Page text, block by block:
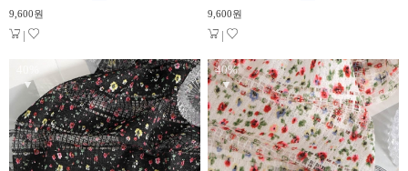
9,600원
|
9,600원
|
▼
40%
▼